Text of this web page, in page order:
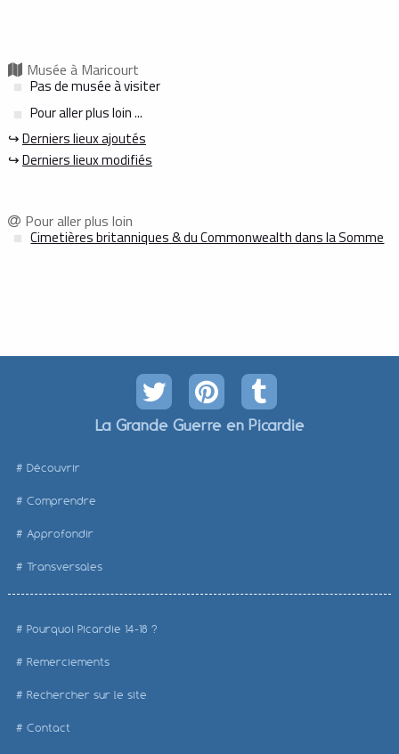
Musée à Maricourt
Pas de musée à visiter
Pour aller plus loin ...
↪Derniers lieux ajoutés
↪Derniers lieux modifiés
Pour aller plus loin
Cimetières britanniques & du Commonwealth dans la Somme
La Grande Guerre en Picardie
Découvrir
Comprendre
Approfondir
Transversales
Pourquoi Picardie 14-18 ?
Remerciements
Rechercher sur le site
Contact